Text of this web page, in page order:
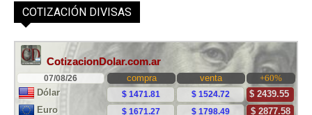
COTIZACIÓN DIVISAS